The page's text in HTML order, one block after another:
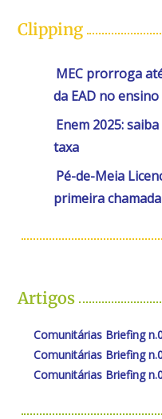
Clipping
MEC prorroga
da EAD no
Enem 2025:
taxa
Pé-de-Meia
primeira
Artigos
Comunitárias Briefing
Comunitárias Briefing
Comunitárias Briefing